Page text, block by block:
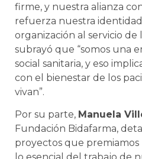
firme, y nuestra alianza
refuerza nuestra
organización al servicio de
subrayó que “somos una
social sanitaria, y eso
con el bienestar de los
vivan”.
Por su parte, Manuela
Fundación Bidafarma,
proyectos que